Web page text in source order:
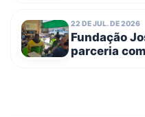
22 DE JUL. DE 2026
Fundação
parceria